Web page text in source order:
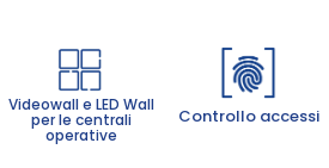
Videowall e LED Wall
per le centrali
operative
Videowall e LED Wall
per le centrali
operative
Controllo accessi
Controllo accessi